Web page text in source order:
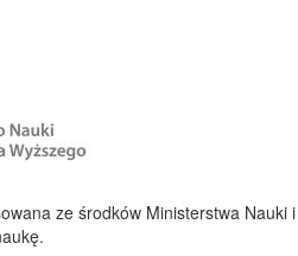
ze środków Ministerstwa Nauki